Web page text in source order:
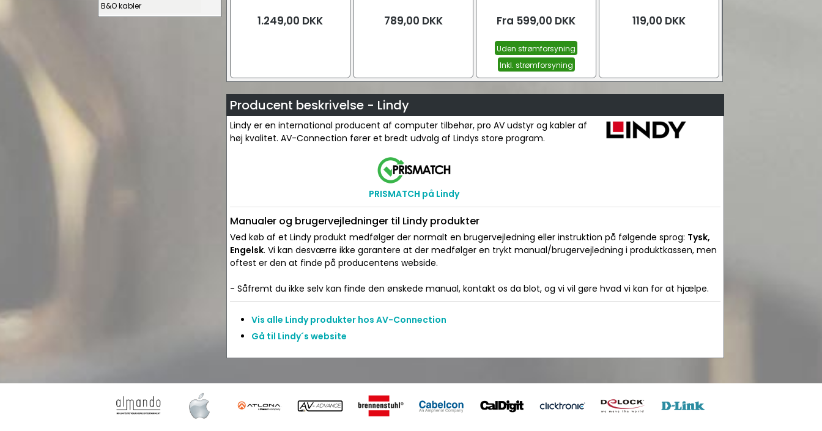
B&O kabler
1.249,00 DKK
SD)
789,00 DKK Fra 599,00 DKK
Uden strømforsyning
Inkl. strømforsyning
119,00 DKK
Producent beskrivelse - Lindy
Lindy er en international producent af computer tilbehør, pro AV udstyr og kabler af
høj kvalitet. AV-Connection fører et bredt udvalg af Lindys store program.
PRISMATCH på Lindy
Manualer og brugervejledninger til Lindy produkter
Ved køb af et Lindy produkt medfølger der normalt en brugervejledning eller instruktion på følgende sprog: Tysk,
Engelsk. Vi kan desværre ikke garantere at der medfølger en trykt manual/brugervejledning i produktkassen, men
oftest er den at finde på producentens webside.
- Såfremt du ikke selv kan finde den ønskede manual, kontakt os da blot, og vi vil gøre hvad vi kan for at hjælpe.
Vis alle Lindy produkter hos AV-Connection
Gå til Lindy´s website